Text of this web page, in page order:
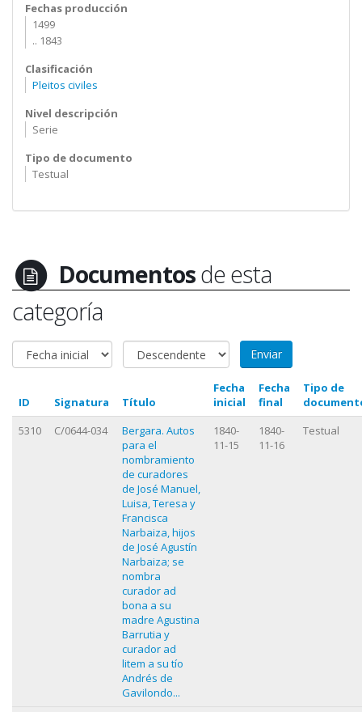
Fechas producción
1499
.. 1843
Clasificación
Pleitos civiles
Nivel descripción
Serie
Tipo de documento
Testual
Documentosde esta
categoría
ID Signatura Título
Fecha
inicial
Fecha
final
Tipo de
5310
C/0644-034
Bergara. Autos
para el
nombramiento
de curadores
de José Manuel,
Luisa, Teresa y
Francisca
Narbaiza, hijos
de José Agustín
Narbaiza; se
nombra
curador ad
bona a su
madre Agustina
Barrutia y
curador ad
litem a su tío
Andrés de
Gavilondo...
1840-
11-15
1840-
11-16
Testual